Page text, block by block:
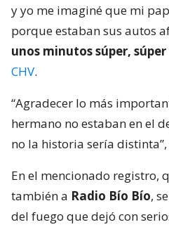
y yo me imaginé que mi
porque estaban sus autos
unos minutos súper,
CHV.
“Agradecer lo más
hermano no estaban en el
no la historia sería distinta”,
En el mencionado registro,
también a Radio Bío Bío,
del fuego que dejó con